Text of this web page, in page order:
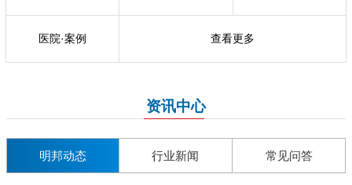
医院·案例 查看更多
资讯中心
明邦动态 行业新闻 常见问答